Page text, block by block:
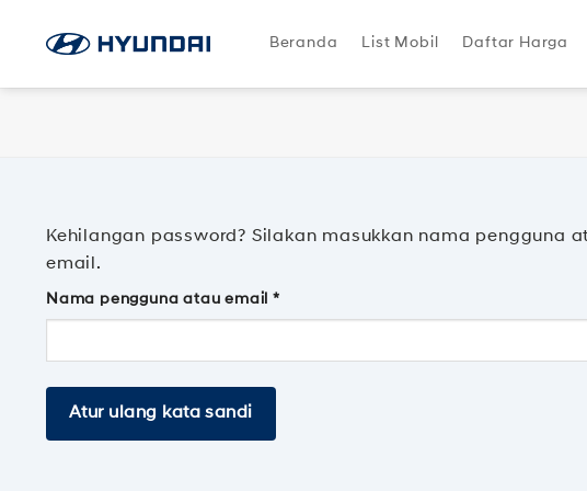
Beranda List Mobil Daftar Harga
Kehilangan password? Silakan masukkan nama
email.
Nama pengguna atau email*Wajib
Atur ulang kata sandi